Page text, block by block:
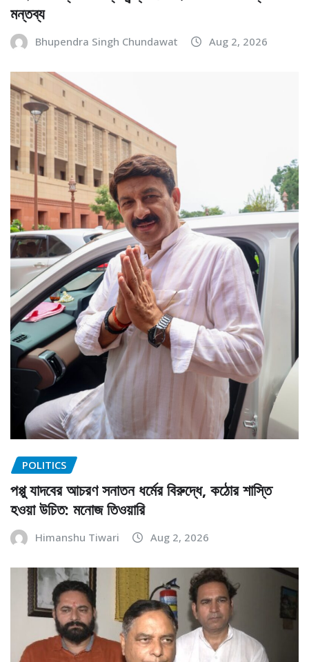
মন্তব্য
Bhupendra Singh Chundawat Aug 2, 2026
POLITICS
পপ্পু যাদবের আচরণ সনাতন ধর্মের বিরুদ্ধে, কঠোর শাস্তি
হওয়া উচিত: মনোজ তিওয়ারি
Himanshu Tiwari Aug 2, 2026